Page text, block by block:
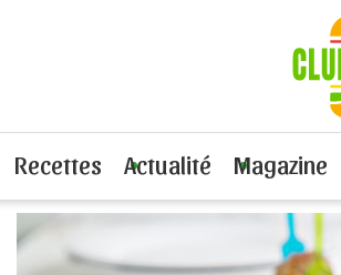
Recettes Actualité Magazine
Page
Oh la